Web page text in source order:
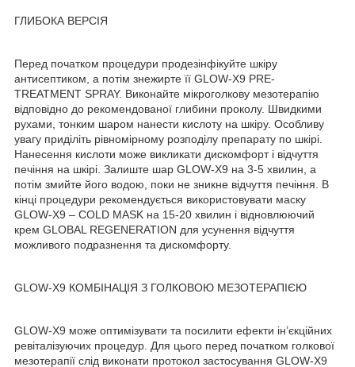
ГЛИБОКА ВЕРСІЯ
Перед початком процедури продезінфікуйте шкіру
антисептиком, а потім знежирте її GLOW-X9 PRE-
TREATMENT SPRAY. Виконайте мікроголкову мезотерапію
відповідно до рекомендованої глибини проколу. Швидкими
рухами, тонким шаром нанести кислоту на шкіру. Особливу
увагу приділіть рівномірному розподілу препарату по шкірі.
Нанесення кислоти може викликати дискомфорт і відчуття
печіння на шкірі. Залиште шар GLOW-X9 на 3-5 хвилин, а
потім змийте його водою, поки не зникне відчуття печіння. В
кінці процедури рекомендується використовувати маску
GLOW-X9 – COLD MASK на 15-20 хвилин і відновлюючий
крем GLOBAL REGENERATION для усунення відчуття
можливого подразнення та дискомфорту.
GLOW-X9 КОМБІНАЦІЯ З ГОЛКОВОЮ МЕЗОТЕРАПІЄЮ
GLOW-X9 може оптимізувати та посилити ефекти ін’єкційних
ревіталізуючих процедур. Для цього перед початком голкової
мезотерапії слід виконати протокол застосування GLOW-X9